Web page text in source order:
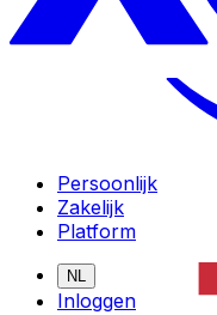
Persoonlijk
Zakelijk
Platform
NL
Inloggen